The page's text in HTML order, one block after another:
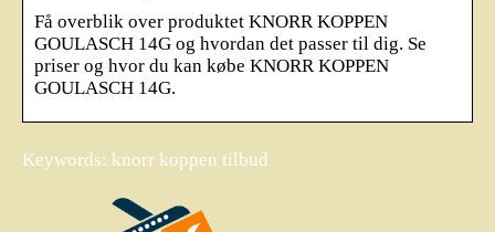
Få overblik over produktet KNORR KOPPEN
GOULASCH 14G og hvordan det passer til dig. Se
priser og hvor du kan købe KNORR KOPPEN
GOULASCH 14G.
Keywords: knorr koppen tilbud